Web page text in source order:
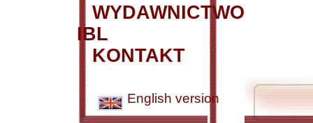
WYDAWNICTWO
IBL
KONTAKT
English version